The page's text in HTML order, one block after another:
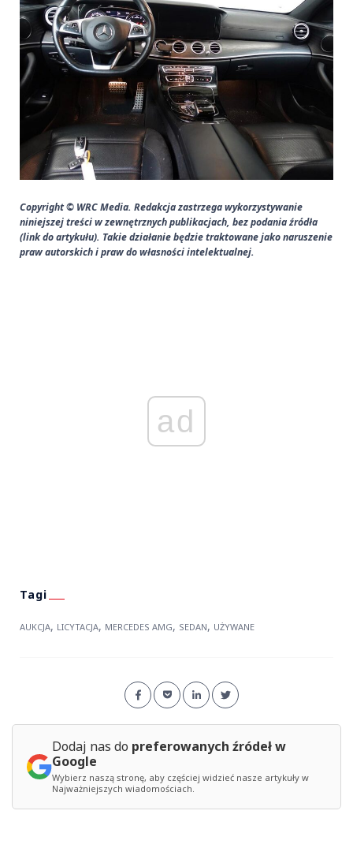
Copyright © WRC Media. Redakcja zastrzega wykorzystywanie
niniejszej treści w zewnętrznych publikacjach, bez podania źródła
(link do artykułu). Takie działanie będzie traktowane jako naruszenie
praw autorskich i praw do własności intelektualnej.
ad
AUKCJA, LICYTACJA, MERCEDES AMG, SEDAN, UŻYWANE
Dodaj nas do preferowanych źródeł w
Google
Wybierz naszą stronę, aby częściej widzieć nasze artykuły w
Najważniejszych wiadomościach.